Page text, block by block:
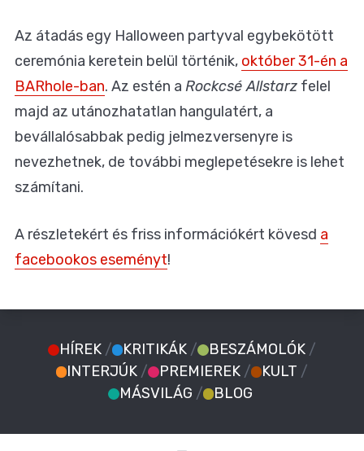
Az átadás egy Halloween partyval egybekötött
ceremónia keretein belül történik, október 31-én a
BARhole-ban. Az estén a Rockcsé Allstarz felel
majd az utánozhatatlan hangulatért, a
bevállalósabbak pedig jelmezversenyre is
nevezhetnek, de további meglepetésekre is lehet
számítani.
A részletekért és friss információkért kövesd a
facebookos eseményt!
HÍREK / KRITIKÁK / BESZÁMOLÓK /
INTERJÚK / PREMIEREK / KULT /
MÁSVILÁG / BLOG